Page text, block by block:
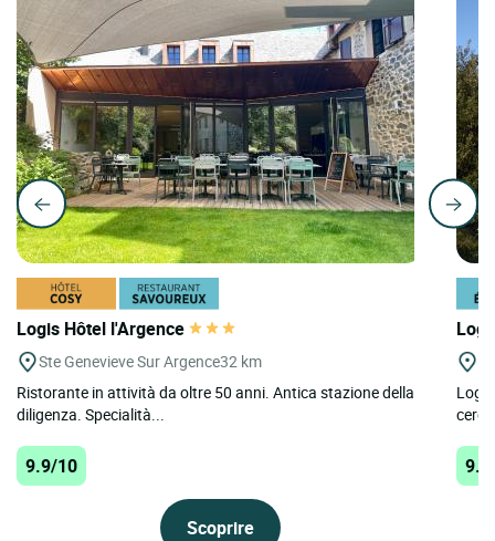
Logis Hôtel l'Argence
Ste Genevieve Sur Argence32 km
Ristorante in attività da oltre 50 anni. Antica stazione della
diligenza. Specialità...
9.9/10
Scoprire